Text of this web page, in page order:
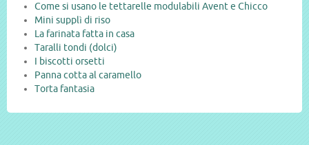
Come si usano le tettarelle modulabili Avent e Chicco
Mini supplì di riso
La farinata fatta in casa
Taralli tondi (dolci)
I biscotti orsetti
Panna cotta al caramello
Torta fantasia